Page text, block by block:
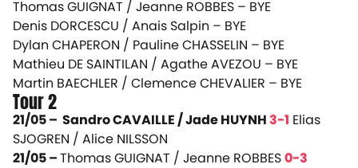
Thomas GUIGNAT / Jeanne ROBBES – BYE
Denis DORCESCU / Anais Salpin – BYE
Dylan CHAPERON / Pauline CHASSELIN – BYE
Mathieu DE SAINTILAN / Agathe AVEZOU – BYE
Martin BAECHLER / Clemence CHEVALIER – BYE
Tour 2
21/05 – Sandro CAVAILLE / Jade HUYNH3-1 Elias
SJOGREN / Alice NILSSON
21/05 –Thomas GUIGNAT / Jeanne ROBBES0-3